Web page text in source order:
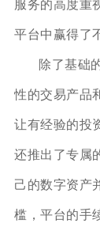
服务的高度重
平台中赢得了
除了基础
性的交易产品
让有经验的投
还推出了专属
己的数字资产
槛，平台的手